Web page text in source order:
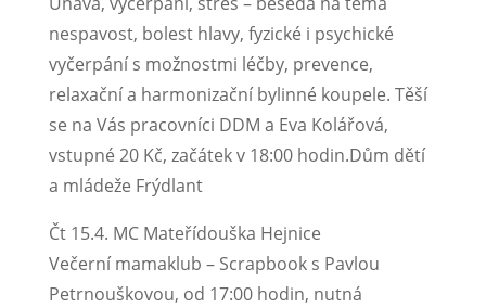
nespavost, bolest hlavy, fyzické i psychické
vyčerpání s možnostmi léčby, prevence,
relaxační a harmonizační bylinné koupele. Těší
se na Vás pracovníci DDM a Eva Kolářová,
vstupné 20 Kč, začátek v 18:00 hodin.Dům dětí
a mládeže Frýdlant
Čt 15.4. MC Mateřídouška Hejnice
Večerní mamaklub – Scrapbook s Pavlou
Petrnouškovou, od 17:00 hodin, nutná